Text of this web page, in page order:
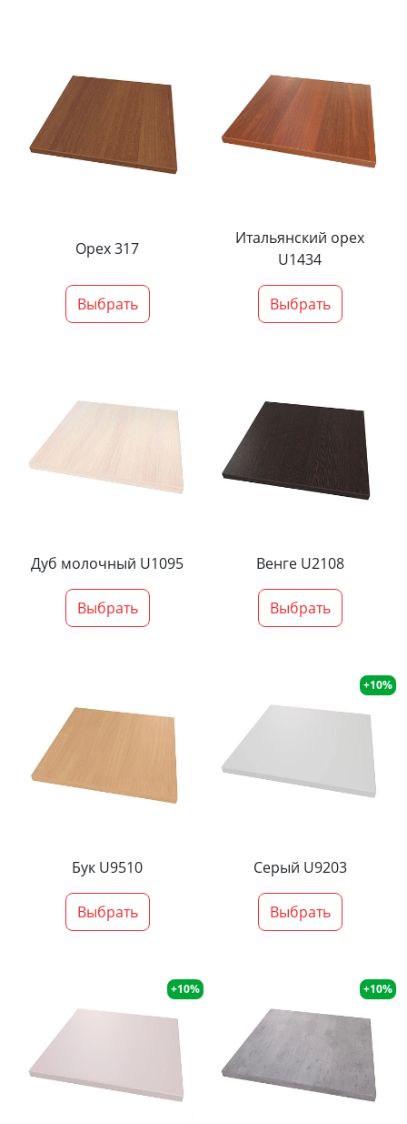
Орех 317
Выбрать
Итальянский орех
U1434
Выбрать
Дуб молочный U1095
Выбрать
Венге U2108
Выбрать
Бук U9510
Выбрать
+10%
Серый U9203
Выбрать
+10% +10%